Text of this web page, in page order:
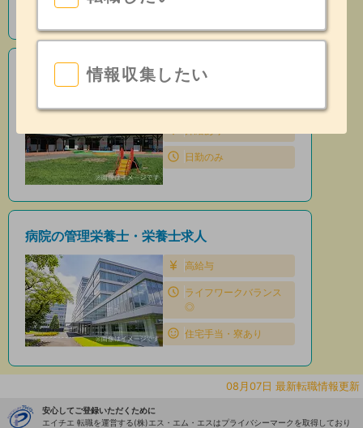
保育園の管理栄養士・栄養士求人
日勤のみ
病院の管理栄養士・栄養士求人
高給与
ライフワークバランス
◎
住宅手当・寮あり
情報収集したい
08月07日 最新転職情報更新
安心してご登録いただくために
エイチエ 転職を運営する(株)エス・エム・エスはプライバシーマークを取得しており